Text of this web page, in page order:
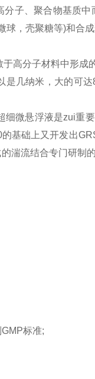
分子、聚合物基质
球，壳聚糖等)和合
高分子材料中形
几纳米，大的可
微悬浮液是zui重要
基础上又开发出G
湍流结合专门研
GMP标准;